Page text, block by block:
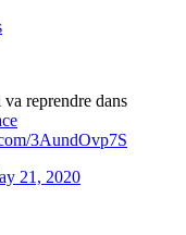
reprendre dans
3AundOvp7S
21, 2020